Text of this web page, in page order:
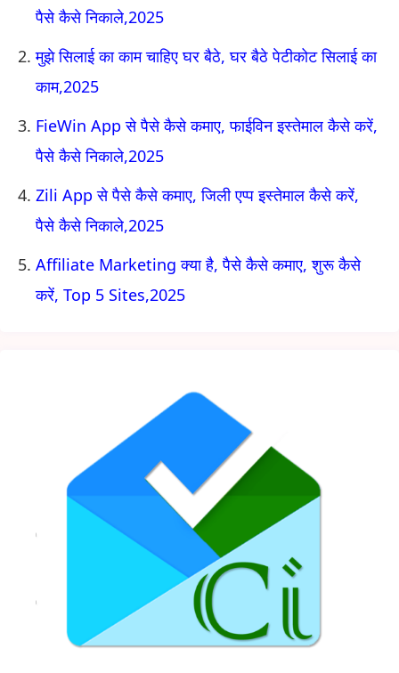
पैसे कैसे निकाले,2025
मुझे सिलाई का काम चाहिए घर बैठे, घर बैठे पेटीकोट सिलाई का
काम,2025
FieWin App से पैसे कैसे कमाए, फाईविन इस्तेमाल कैसे करें,
पैसे कैसे निकाले,2025
Zili App से पैसे कैसे कमाए, जिली एप्प इस्तेमाल कैसे करें,
पैसे कैसे निकाले,2025
Affiliate Marketing क्या है, पैसे कैसे कमाए, शुरू कैसे
करें, Top 5 Sites,2025